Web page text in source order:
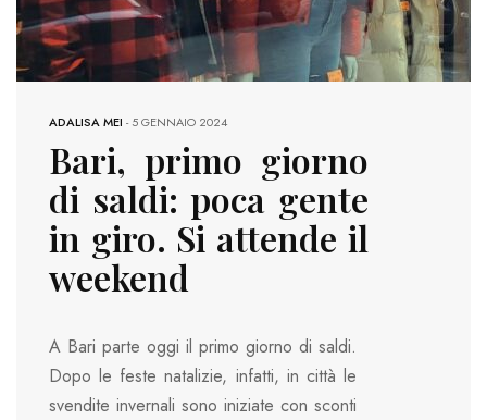
ADALISA MEI -5 GENNAIO 2024
Bari, primo giorno
di saldi: poca gente
in giro. Si attende il
weekend
A Bari parte oggi il primo giorno di saldi.
Dopo le feste natalizie, infatti, in città le
svendite invernali sono iniziate con sconti